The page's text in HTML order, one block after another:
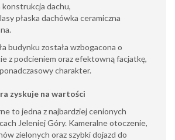
dachu,
płaska dachówka ceramiczna
budynku została wzbogacona o
z podcieniem oraz efektowną facjatkę,
charakter.
zyskuje na wartości
to jedna z najbardziej cenionych
Jeleniej Góry. Kameralne otoczenie,
zielonych oraz szybki dojazd do